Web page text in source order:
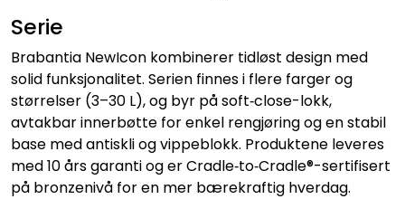
Serie
Brabantia NewIcon kombinerer tidløst design med
solid funksjonalitet. Serien finnes i flere farger og
størrelser (3–30 L), og byr på soft‑close-lokk,
avtakbar innerbøtte for enkel rengjøring og en stabil
base med antiskli og vippeblokk. Produktene leveres
med 10 års garanti og er Cradle‑to‑Cradle®-sertifisert
på bronzenivå for en mer bærekraftig hverdag.